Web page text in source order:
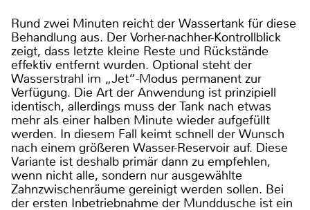
Rund zwei Minuten reicht der Wassertank für diese
Behandlung aus. Der Vorher-nachher-Kontrollblick
zeigt, dass letzte kleine Reste und Rückstände
effektiv entfernt wurden. Optional steht der
Wasserstrahl im „Jet“-Modus permanent zur
Verfügung. Die Art der Anwendung ist prinzipiell
identisch, allerdings muss der Tank nach etwas
mehr als einer halben Minute wieder aufgefüllt
werden. In diesem Fall keimt schnell der Wunsch
nach einem größeren Wasser-Reservoir auf. Diese
Variante ist deshalb primär dann zu empfehlen,
wenn nicht alle, sondern nur ausgewählte
Zahnzwischenräume gereinigt werden sollen. Bei
der ersten Inbetriebnahme der Munddusche ist ein